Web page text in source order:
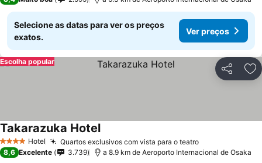
Selecione as datas para ver os preços
exatos.
Ver preços
Partilhar
Escolha popular
4 EstrelasHotel Quartos exclusivos com vista para o teatroVer preços
Takarazuka HotelVer preços
8,6 Excelente 3.739 a 8.9 km de Aeroporto Internacional de Osaka